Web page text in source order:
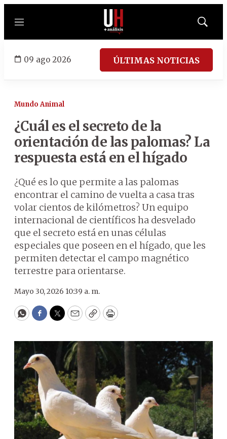
Menú
Mostrar
09 ago 2026 ÚLTIMAS NOTICIAS
Mundo Animal
¿Cuál es el secreto de la
orientación de las palomas? La
respuesta está en el hígado
¿Qué es lo que permite a las palomas
encontrar el camino de vuelta a casa tras
volar cientos de kilómetros? Un equipo
internacional de científicos ha desvelado
que el secreto está en unas células
especiales que poseen en el hígado, que les
permiten detectar el campo magnético
terrestre para orientarse.
Mayo 30, 2026 10:39 a. m.
WhatsApp
Facebook
Twitter
EmailCopyPrint